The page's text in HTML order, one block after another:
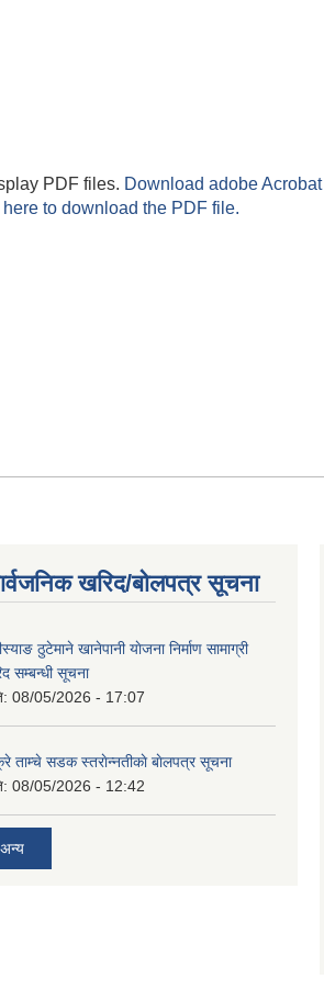
PDF files. Download adobe Acrobat
to download the PDF file.
खरिद/बोलपत्र सूचना
ठुटेमाने खानेपानी याेजना निर्माण सामाग्री
सम्बन्धी सूचना
08/05/2026 - 17:07
ताम्चे सडक स्तराेन्नतीकाे बाेलपत्र सूचना
08/05/2026 - 12:42
अन्य